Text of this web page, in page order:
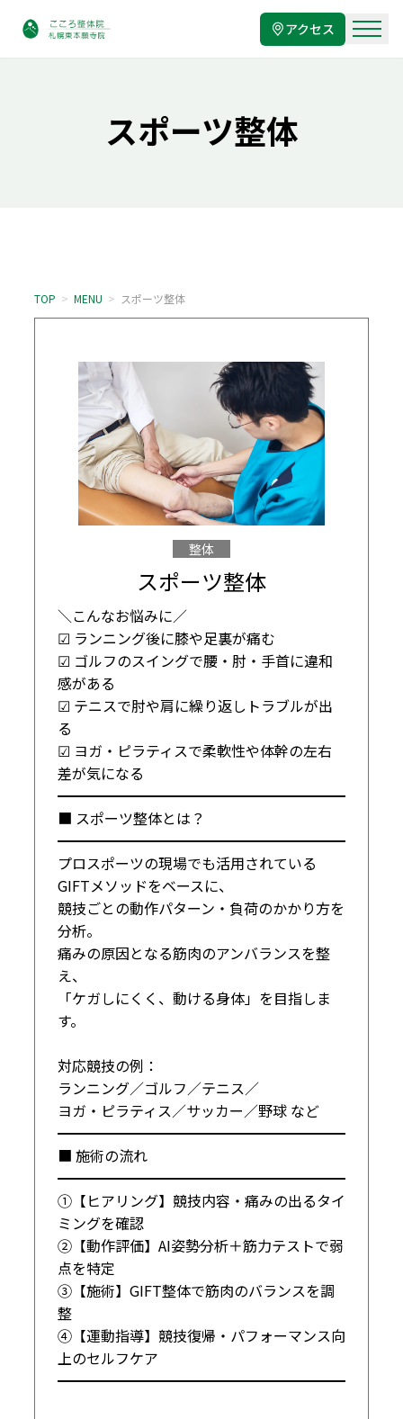
アクセス
スポーツ整体
TOP > MENU > スポーツ整体
整体
スポーツ整体
＼こんなお悩みに／
☑ ランニング後に膝や足裏が痛む
☑ ゴルフのスイングで腰・肘・手首に違和
感がある
☑ テニスで肘や肩に繰り返しトラブルが出
る
☑ ヨガ・ピラティスで柔軟性や体幹の左右
差が気になる
━━━━━━━━━━━━━━━━━━━━
■ スポーツ整体とは？
━━━━━━━━━━━━━━━━━━━━
プロスポーツの現場でも活用されている
GIFTメソッドをベースに、
競技ごとの動作パターン・負荷のかかり方を
分析。
痛みの原因となる筋肉のアンバランスを整
え、
「ケガしにくく、動ける身体」を目指しま
す。
対応競技の例：
ランニング／ゴルフ／テニス／
ヨガ・ピラティス／サッカー／野球 など
━━━━━━━━━━━━━━━━━━━━
■ 施術の流れ
━━━━━━━━━━━━━━━━━━━━
①【ヒアリング】競技内容・痛みの出るタイ
ミングを確認
②【動作評価】AI姿勢分析＋筋力テストで弱
点を特定
③【施術】GIFT整体で筋肉のバランスを調
整
④【運動指導】競技復帰・パフォーマンス向
上のセルフケア
━━━━━━━━━━━━━━━━━━━━